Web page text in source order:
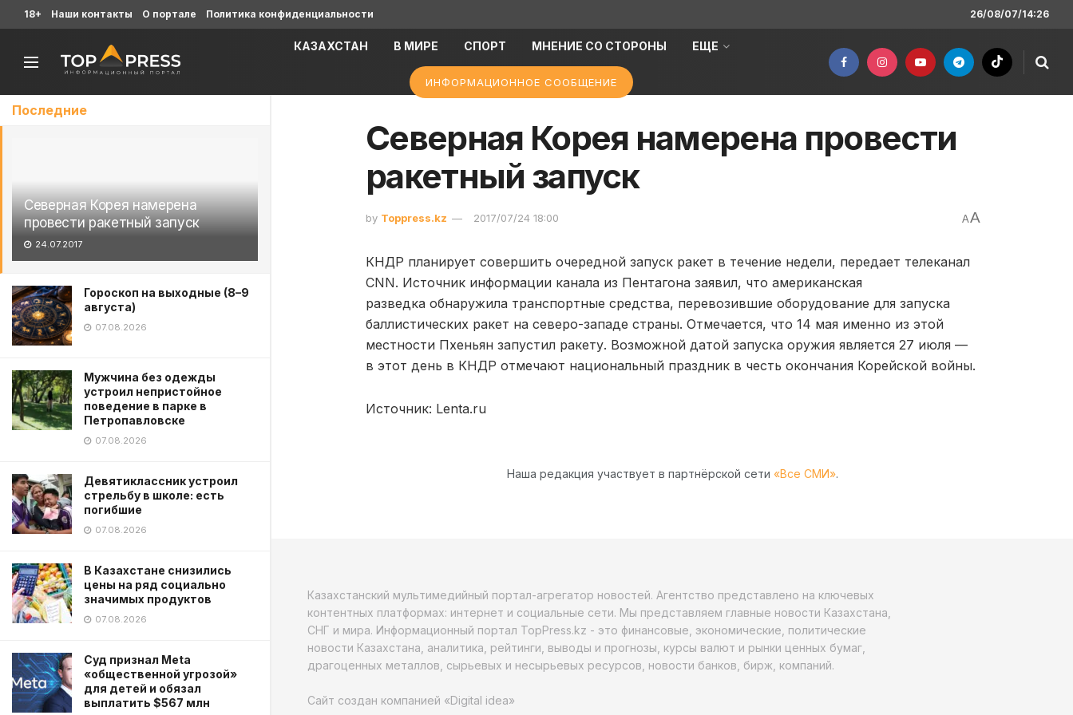
Последние
Северная Корея намерена
провести ракетный запуск
24.07.2017
Гороскоп на выходные (8–9
августа)
07.08.2026
Мужчина без одежды
устроил непристойное
поведение в парке в
Петропавловске
07.08.2026
Девятиклассник устроил
стрельбу в школе: есть
погибшие
07.08.2026
В Казахстане снизились
цены на ряд социально
значимых продуктов
07.08.2026
Суд признал Meta
«общественной угрозой»
для детей и обязал
выплатить $567 млн
18+ Наши контакты О портале Политика конфиденциальности 26/08/07/14:26
КАЗАХСТАН В МИРЕ СПОРТ МНЕНИЕ СО СТОРОНЫ ЕЩЕ
ИНФОРМАЦИОННОЕ СООБЩЕНИЕ
Северная Корея намерена провести
ракетный запуск
by Toppress.kz 2017/07/24 18:00 AA
КНДР планирует совершить очередной запуск ракет в течение недели, передает телеканал
CNN. Источник информации канала из Пентагона заявил, что американская
разведка обнаружила транспортные средства, перевозившие оборудование для запуска
баллистических ракет на северо-западе страны. Отмечается, что 14 мая именно из этой
местности Пхеньян запустил ракету. Возможной датой запуска оружия является 27 июля —
в этот день в КНДР отмечают национальный праздник в честь окончания Корейской войны.
Источник: Lenta.ru
Наша редакция участвует в партнёрской сети «Все СМИ».
Казахстанский мультимедийный портал-агрегатор новостей. Агентство представлено на ключевых
контентных платформах: интернет и социальные сети. Мы представляем главные новости Казахстана,
СНГ и мира. Информационный портал TopPress.kz - это финансовые, экономические, политические
новости Казахстана, аналитика, рейтинги, выводы и прогнозы, курсы валют и рынки ценных бумаг,
драгоценных металлов, сырьевых и несырьевых ресурсов, новости банков, бирж, компаний.
Сайт создан компанией «Digital idea»